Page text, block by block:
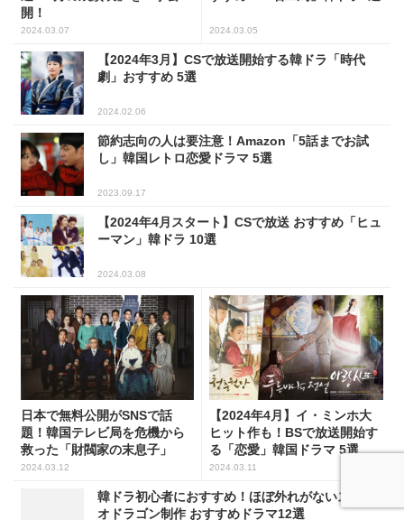
2023.09.17
2024.03.08
日本で無料公開がSNSで話
題！韓国テレビ局を危機から
救った「財閥家の末息子」
2024.03.12
【2024年4月】イ・ミンホ大
ヒット作も！BSで放送開始す
る「恋愛」韓国ドラマ 5選
2024.03.11
韓ドラ初心者におすすめ！ほぼ外れがないスタジ
オドラゴン制作 おすすめドラマ12選
2024.01.19
実は同じ制作会社だった！「PANエンターテイン
2026.08.06